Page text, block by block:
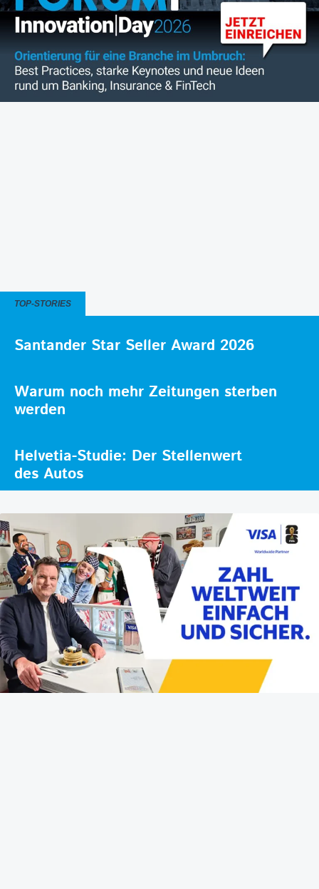
TOP-STORIES
Santander Star Seller Award 2026
Warum noch mehr Zeitungen sterben
werden
Helvetia-Studie: Der Stellenwert
des Autos